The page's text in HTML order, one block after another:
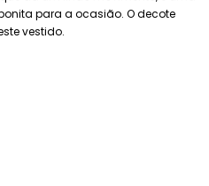
para a ocasião. O decote
vestido.